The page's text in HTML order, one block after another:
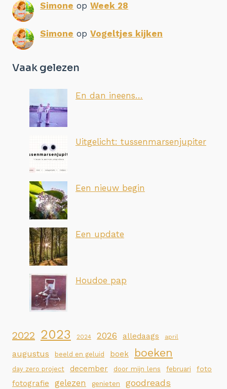
Simone opWeek 28
Simone opVogeltjes kijken
Vaak gelezen
En dan ineens…
Uitgelicht: tussenmarsenjupiter
Een nieuw begin
Een update
Houdoe pap
2022 2023 2024 2026 alledaags april
augustus beeld en geluid boek boeken
day zero project december door mijn lens februari foto
fotografie gelezen genieten goodreads